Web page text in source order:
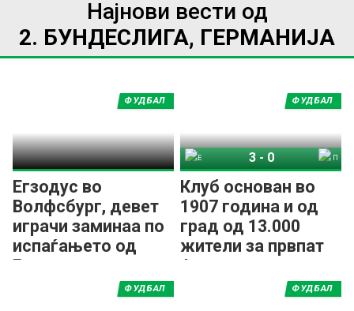
Најнови вести од
2. БУНДЕСЛИГА, ГЕРМАНИЈА
Егзодус во
Волфсбург, девет
играчи заминаа по
испаѓањето од
Бундеслигата
ФУДБАЛ
Клуб основан во
1907 година и од
град од 13.000
жители за првпат
ќе игра во
Бундеслигата!
ФУДБАЛ
3 - 0
ФУДБАЛ ФУДБАЛ